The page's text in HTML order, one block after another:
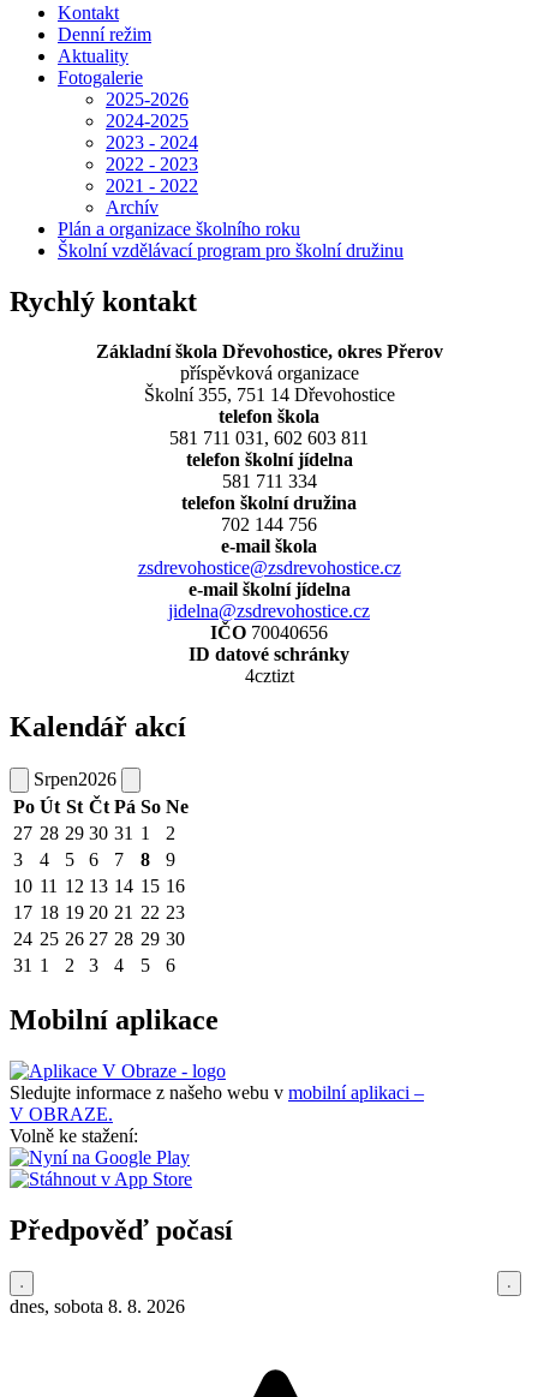
Kontakt
Denní režim
Aktuality
Fotogalerie
2025-2026
2024-2025
2023 - 2024
2022 - 2023
2021 - 2022
Archív
Plán a organizace školního roku
Školní vzdělávací program pro školní družinu
Rychlý kontakt
Základní škola Dřevohostice, okres Přerov
příspěvková organizace
Školní 355, 751 14 Dřevohostice
telefon škola
581 711 031, 602 603 811
telefon školní jídelna
581 711 334
telefon školní družina
702 144 756
e-mail škola
zsdrevohostice@zsdrevohostice.cz
e-mail školní jídelna
jidelna@zsdrevohostice.cz
IČO 70040656
ID datové schránky
4cztizt
Kalendář akcí
Srpen2026
Po Út St Čt Pá So Ne
27 28 29 30 31 1
2
3
4 5 6 7 8
9
10 11 12 13 14 15 16
17 18 19 20 21 22 23
24 25 26 27 28 29 30
31 1 2 3 4 5 6
Mobilní aplikace
Sledujte informace z našeho webu v mobilní aplikaci –
V OBRAZE.
Volně ke stažení:
Předpověď počasí
dnes, sobota 8. 8. 2026